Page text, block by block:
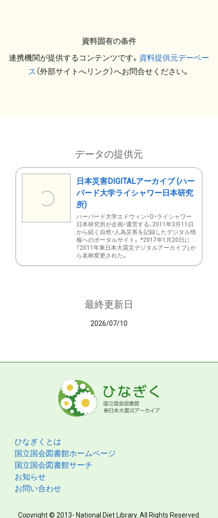
資料固有の条件
連携機関が提供するコンテンツです。 資料提供元デーベー
ス （外部サイトへリンク）へお問合せください。
データの提供元
日本災害DIGITALアーカイブ (ハー
バード大学ライシャワー日本研究
所)
ハーバード大学エドウィン・O・ライシャワー
日本研究所が企画・運営する、2011年3月11日
から続く自然・人為災害を記録したデジタル情
報へのポータルサイト。 *2017年1月20日に
「2011年東日本大震災デジタルアーカイブ」か
ら名称変更された。
最終更新日
2026/07/10
ひなぎくとは
国立国会図書館ホームページ
国立国会図書館サーチ
お知らせ
お問い合わせ
Copyright © 2013- National Diet Library. All Rights Reserved.